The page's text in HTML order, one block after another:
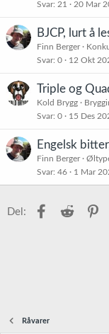
Svar 21 20 Mar
BJCP, lurt å
Finn Berger
Svar 0 12 Okt
Triple og
Kold Brygg
Svar 0 15 Des
Engelsk
Finn Berger
Svar 46 1 Mar
Del: Facebook
Reddit
Råvarer